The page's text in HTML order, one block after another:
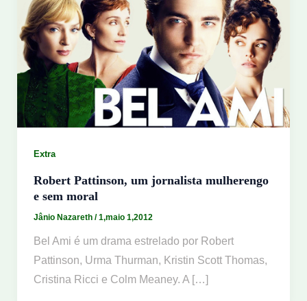
Extra
Robert Pattinson, um jornalista mulherengo
e sem moral
Jânio Nazareth /1,maio 1,2012
Bel Ami é um drama estrelado por Robert
Pattinson, Urma Thurman, Kristin Scott Thomas,
Cristina Ricci e Colm Meaney. A […]